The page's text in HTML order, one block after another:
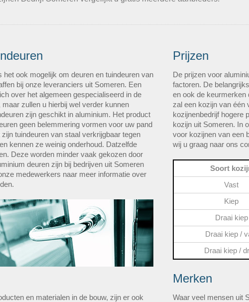
het ook mogelijk om deuren en tuindeuren van
bij onze leveranciers uit Someren. Een
over het algemeen gespecialiseerd in de
zullen u hierbij wel verder kunnen
zijn geschikt in aluminium. Het product
geen belemmering vormen voor uw pand
tuindeuren van staal verkrijgbaar tegen
kennen ze weinig onderhoud. Datzelfde
Deze worden minder vaak gekozen door
deuren zijn bij bedrijven uit Someren
medewerkers naar meer informatie over
Prijzen
De prijzen voor
factoren. De
en ook de keurmerken
zal een kozijn van één
kozijnenbedrijf hogere
kozijn uit Someren. In
voor kozijnen van een
wij u graag naar ons
Soort
Vast
Kiep
Draai kiep
Draai kiep /
Draai kiep /
en materialen in de bouw, zijn er ook
Merken
Waar veel mensen uit